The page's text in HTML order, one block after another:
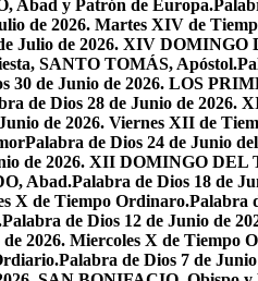
Abad y Patrón de Europa.
de 2026. Martes XIV de
Julio de 2026. XIV
SANTO TOMÁS, Apóstol.
30 de Junio de 2026. LOS
de Dios 28 de Junio de
de 2026. Viernes XII de
Palabra de Dios 24 de Junio
de 2026. XII DOMINGO
Abad.Palabra de Dios 18 de
X de Tiempo Ordinaro.Palabra
Palabra de Dios 12 de Junio de
2026. Miercoles X de Tiempo
Palabra de Dios 7 de